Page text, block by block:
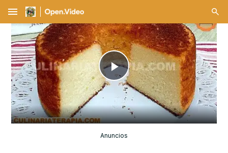
menu
Play
Video
Anuncios